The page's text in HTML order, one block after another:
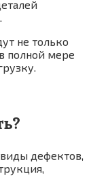
не только
полной мере